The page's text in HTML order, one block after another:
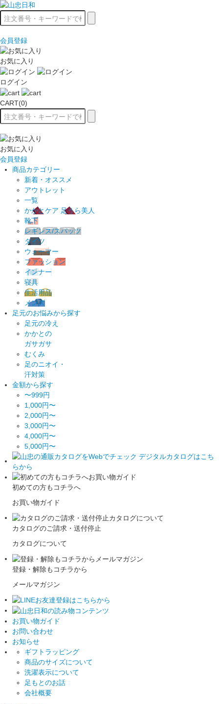
会員登録
お気に入り
ログイン
CART(0)
お気に入り
会員登録
商品カテゴリー
新着・オススメ
アウトレット
一覧
かかとケア 足うら美人
靴下
レギンス/スパッツ
タイツ
ウォーマー
ファッション
インナー
寝具
生活用品
メンズ
足元のお悩みから探す
足元の冷え
かかとの
ガサガサ
むくみ
足のニオイ・
汗対策
金額から探す
〜999円
1,000円〜
2,000円〜
3,000円〜
4,000円〜
5,000円〜
初めての方もコチラへ
お買い物ガイド
カタログのご請求・送付停止
カタログについて
登録・解除もコチラから
メールマガジン
お買い物ガイド
お問い合わせ
お知らせ
ギフトラッピング
商品のサイズについて
洗濯表示について
足もとのお話
会社概要